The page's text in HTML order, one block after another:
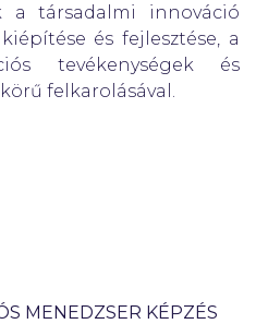
a társadalmi innováció
és fejlesztése, a
tevékenységek és
felkarolásával.
MENEDZSER KÉPZÉS